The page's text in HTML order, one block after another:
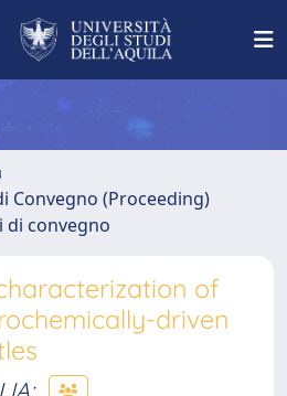
Convegno (Proceeding)
di convegno
of
driven
;